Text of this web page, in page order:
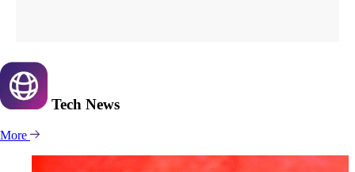
Tech News
More